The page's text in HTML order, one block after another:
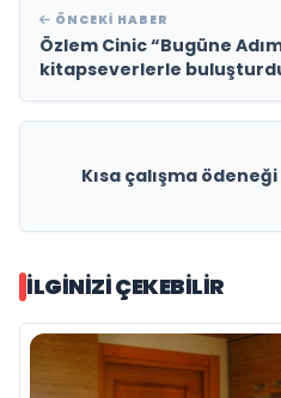
ÖNCEKI HABER
Özlem Cinic “Bugüne
kitapseverlerle
Kısa çalışma
İLGINIZI ÇEKEBILIR